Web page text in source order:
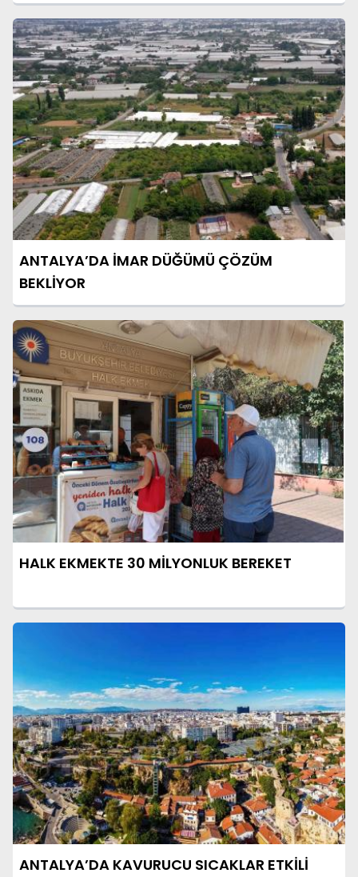
ANTALYA’DA İMAR DÜĞÜMÜ ÇÖZÜM
BEKLİYOR
HALK EKMEKTE 30 MİLYONLUK BEREKET
ANTALYA’DA KAVURUCU SICAKLAR ETKİLİ